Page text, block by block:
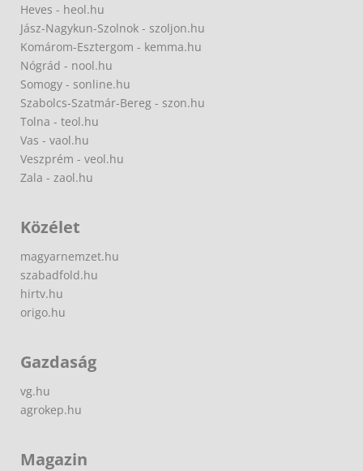
Heves - heol.hu
Jász-Nagykun-Szolnok - szoljon.hu
Komárom-Esztergom - kemma.hu
Nógrád - nool.hu
Somogy - sonline.hu
Szabolcs-Szatmár-Bereg - szon.hu
Tolna - teol.hu
Vas - vaol.hu
Veszprém - veol.hu
Zala - zaol.hu
Közélet
magyarnemzet.hu
szabadfold.hu
hirtv.hu
origo.hu
Gazdaság
vg.hu
agrokep.hu
Magazin